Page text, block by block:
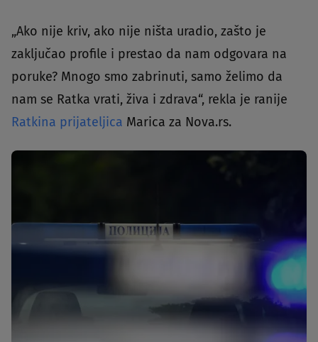
„Ako nije kriv, ako nije ništa uradio, zašto je
zaključao profile i prestao da nam odgovara na
poruke? Mnogo smo zabrinuti, samo želimo da
nam se Ratka vrati, živa i zdrava“, rekla je ranije
Ratkina prijateljica Marica za Nova.rs.